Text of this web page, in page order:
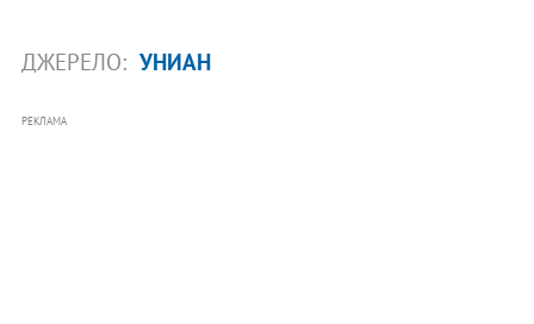
ДЖЕРЕЛО: УНИАН
РЕКЛАМА